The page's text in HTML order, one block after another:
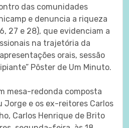
das comunidades
e denuncia a riqueza
27 e 28), que evidenciam a
na trajetória da
orais, sessão
Pôster de Um Minuto.
mesa-redonda composta
Jorge e os ex-reitores Carlos
Carlos Henrique de Brito